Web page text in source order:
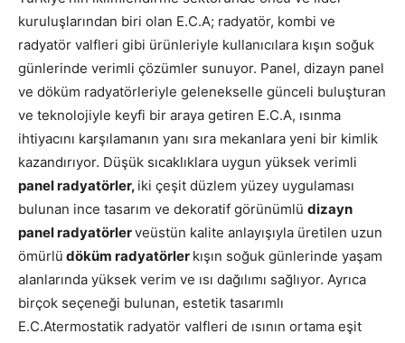
kuruluşlarından biri olan E.C.A; radyatör, kombi ve
radyatör valfleri gibi ürünleriyle kullanıcılara kışın soğuk
günlerinde verimli çözümler sunuyor. Panel, dizayn panel
ve döküm radyatörleriyle gelenekselle günceli buluşturan
ve teknolojiyle keyfi bir araya getiren E.C.A, ısınma
ihtiyacını karşılamanın yanı sıra mekanlara yeni bir kimlik
kazandırıyor. Düşük sıcaklıklara uygun yüksek verimli
panel radyatörler, iki çeşit düzlem yüzey uygulaması
bulunan ince tasarım ve dekoratif görünümlü dizayn
panel radyatörlerveüstün kalite anlayışıyla üretilen uzun
ömürlü döküm radyatörler kışın soğuk günlerinde yaşam
alanlarında yüksek verim ve ısı dağılımı sağlıyor. Ayrıca
birçok seçeneği bulunan, estetik tasarımlı
E.C.Atermostatik radyatör valfleri de ısının ortama eşit